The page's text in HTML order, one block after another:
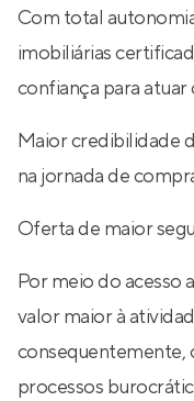
Com total
imobiliárias
confiança para
Maior credibilidade
na jornada de
Oferta de maior
Por meio do acesso
valor maior à
consequentemente,
processos